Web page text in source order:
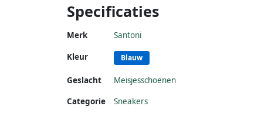
Specificaties
Merk Santoni
Kleur Blauw
Geslacht
Meisjesschoenen
Categorie
Sneakers